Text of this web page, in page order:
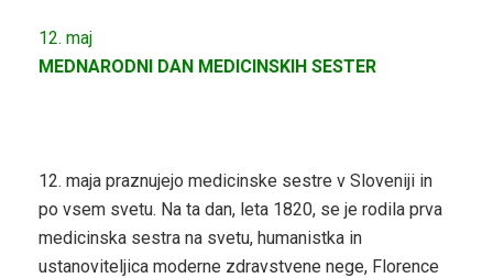
12. maj
MEDNARODNI DAN MEDICINSKIH SESTER
12. maja praznujejo medicinske sestre v Sloveniji in
po vsem svetu. Na ta dan, leta 1820, se je rodila prva
medicinska sestra na svetu, humanistka in
ustanoviteljica moderne zdravstvene nege, Florence